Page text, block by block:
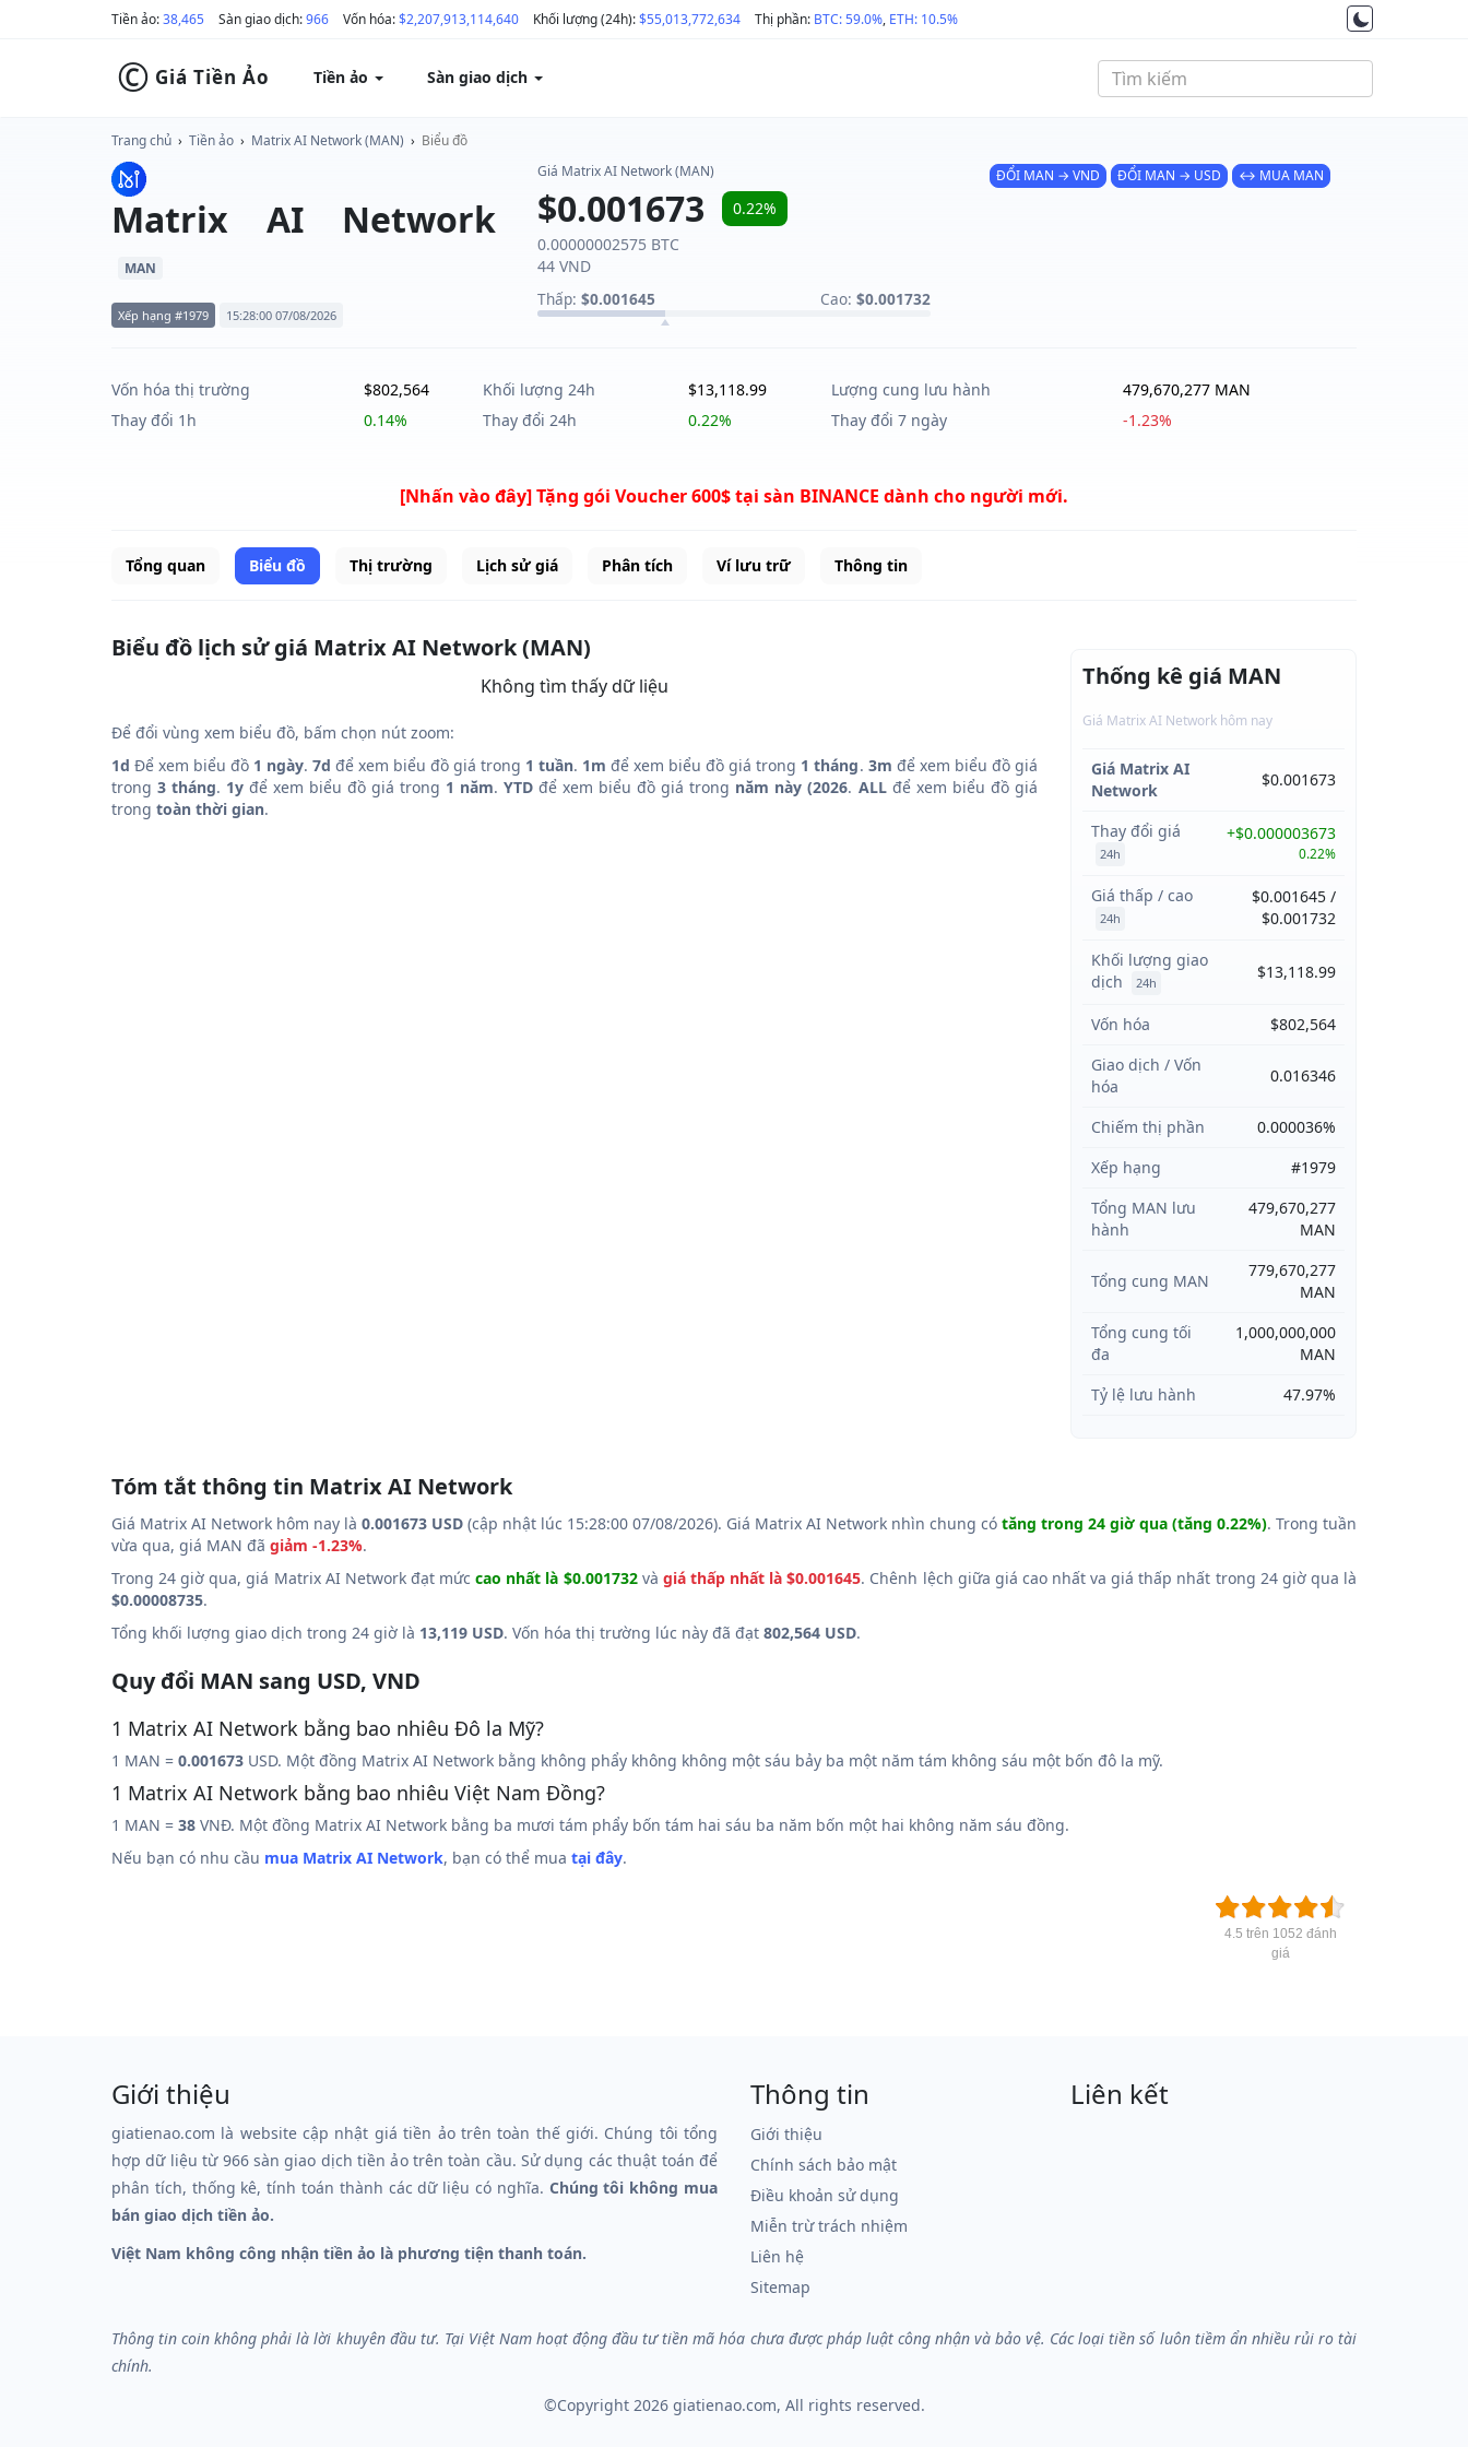
Tiền ảo:38,465 Sàn giao dịch:966 Vốn hóa:$2,207,913,114,640 Khối lượng (24h):$55,013,772,634 Thị phần: BTC: 59.0%, ETH: 10.5%
© Giá Tiền Ảo Tiền ảo Sàn giao dịch
Trang chủ › Tiền ảo › Matrix AI Network (MAN) › Biểu đồ
Matrix AI Network
MAN
Xếp hạng #1979 15:28:00 07/08/2026
Giá Matrix AI Network (MAN)
$0.001673
0.22%
0.00000002575 BTC
44 VND
Thấp: $0.001645 Cao: $0.001732
ĐỔI MAN → VND ĐỔI MAN → USD ↔ MUA MAN
Vốn hóa thị trường $802,564 Khối lượng 24h $13,118.99 Lượng cung lưu hành
479,670,277 MAN
Thay đổi 1h
0.14% Thay đổi 24h 0.22% Thay đổi 7 ngày -1.23%
[Nhấn vào đây] Tặng gói Voucher 600$ tại sàn BINANCE dành cho người mới.
Tổng quan Biểu đồ Thị trường Lịch sử giá Phân tích Ví lưu trữ Thông tin
Biểu đồ lịch sử giá Matrix AI Network (MAN)
Không tìm thấy dữ liệu
Để đổi vùng xem biểu đồ, bấm chọn nút zoom:
1d Để xem biểu đồ 1 ngày.7d để xem biểu đồ giá trong 1 tuần. 1m để xem biểu đồ giá trong 1 tháng. 3m để xem biểu đồ giá
trong3 tháng. 1y để xem biểu đồ giá trong 1 năm.YTD để xem biểu đồ giá trong năm này (2026. ALLđể xem biểu đồ giá
trong toàn thời gian.
Thống kê giá MAN
Giá Matrix AI Network hôm nay
Giá Matrix AI
Network
$0.001673
Thay đổi giá
24h
+$0.000003673
0.22%
Giá thấp / cao
24h
$0.001645 /
$0.001732
Khối lượng giao
dịch
24h
$13,118.99
Vốn hóa
$802,564
Giao dịch / Vốn
hóa
0.016346
Chiếm thị phần
0.000036%
Xếp hạng
#1979
Tổng MAN lưu
hành
479,670,277
MAN
Tổng cung MAN
779,670,277
MAN
Tổng cung tối
đa
1,000,000,000
MAN
Tỷ lệ lưu hành
47.97%
Tóm tắt thông tin Matrix AI Network
Giá Matrix AI Network hôm nay là 0.001673 USD (cập nhật lúc 15:28:00 07/08/2026). Giá Matrix AI Network nhìn chung có tăng trong 24 giờ qua (tăng 0.22%). Trong tuần
vừa qua, giá MAN đã giảm -1.23%.
Trong 24 giờ qua, giá Matrix AI Network đạt mứccao nhất là $0.001732và giá thấp nhất là $0.001645. Chênh lệch giữa giá cao nhất va giá thấp nhất trong 24 giờ qua là
$0.00008735.
Tổng khối lượng giao dịch trong 24 giờ là 13,119 USD. Vốn hóa thị trường lúc này đã đạt 802,564 USD.
Quy đổi MAN sang USD, VND
1 Matrix AI Network bằng bao nhiêu Đô la Mỹ?
1 MAN = 0.001673 USD. Một đồng Matrix AI Network bằng không phẩy không không một sáu bảy ba một năm tám không sáu một bốn đô la mỹ.
1 Matrix AI Network bằng bao nhiêu Việt Nam Đồng?
1 MAN = 38 VNĐ. Một đồng Matrix AI Network bằng ba mươi tám phẩy bốn tám hai sáu ba năm bốn một hai không năm sáu đồng.
Nếu bạn có nhu cầu mua Matrix AI Network, bạn có thể mua tại đây.
4.5 trên 1052 đánh
giá
Giới thiệu
giatienao.com là website cập nhật giá tiền ảo trên toàn thế giới. Chúng tôi tổng
hợp dữ liệu từ 966 sàn giao dịch tiền ảo trên toàn cầu. Sử dụng các thuật toán để
phân tích, thống kê, tính toán thành các dữ liệu có nghĩa. Chúng tôi không mua
bán giao dịch tiền ảo.
Việt Nam không công nhận tiền ảo là phương tiện thanh toán.
Thông tin
Giới thiệu
Chính sách bảo mật
Điều khoản sử dụng
Miễn trừ trách nhiệm
Liên hệ
Sitemap
Liên kết
Thông tin coin không phải là lời khuyên đầu tư. Tại Việt Nam hoạt động đầu tư tiền mã hóa chưa được pháp luật công nhận và bảo vệ. Các loại tiền số luôn tiềm ẩn nhiều rủi ro tài
chính.
©Copyright 2026 giatienao.com, All rights reserved.